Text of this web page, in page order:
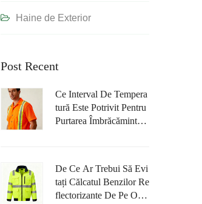
Haine de Exterior
Post Recent
Ce Interval De Tempera
Tură Este Potrivit Pentru
Purtarea Îmbrăcămintei
De Ce Ar Trebui Să Evi
Tați Călcatul Benzilor Re
Flectorizante De Pe O V